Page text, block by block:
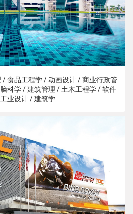
/ 食品工程学 / 动画设计 / 商业行政管
科学 / 建筑管理 / 土木工程学 / 软件
业设计 / 建筑学